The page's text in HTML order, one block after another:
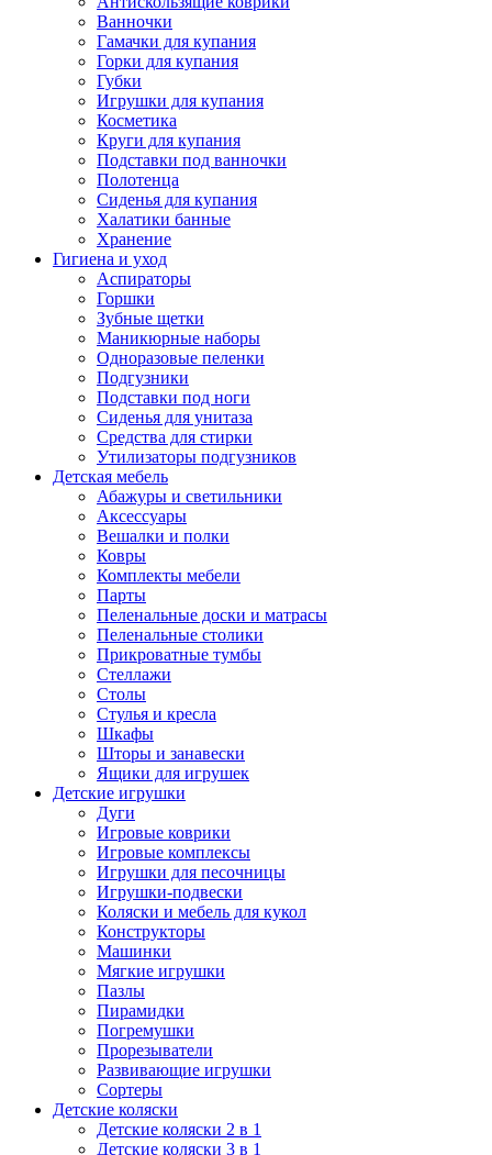
Ванночки
Гамачки для купания
Горки для купания
Губки
Игрушки для купания
Косметика
Круги для купания
Подставки под ванночки
Полотенца
Сиденья для купания
Халатики банные
Хранение
Гигиена и уход
Аспираторы
Горшки
Зубные щетки
Маникюрные наборы
Одноразовые пеленки
Подгузники
Подставки под ноги
Сиденья для унитаза
Средства для стирки
Утилизаторы подгузников
Детская мебель
Абажуры и светильники
Аксессуары
Вешалки и полки
Ковры
Комплекты мебели
Парты
Пеленальные доски и матрасы
Пеленальные столики
Прикроватные тумбы
Стеллажи
Столы
Стулья и кресла
Шкафы
Шторы и занавески
Ящики для игрушек
Детские игрушки
Дуги
Игровые коврики
Игровые комплексы
Игрушки для песочницы
Игрушки-подвески
Коляски и мебель для кукол
Конструкторы
Машинки
Мягкие игрушки
Пазлы
Пирамидки
Погремушки
Прорезыватели
Развивающие игрушки
Сортеры
Детские коляски
Детские коляски 2 в 1
Детские коляски 3 в 1